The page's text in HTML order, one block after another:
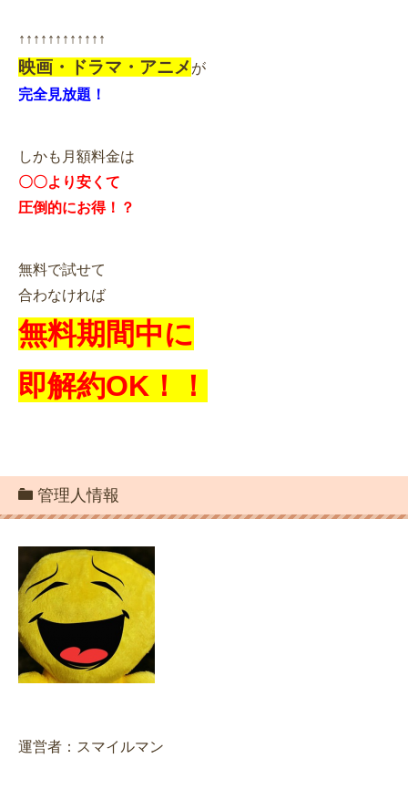
↑↑↑↑↑↑↑↑↑↑↑↑
映画・ドラマ・アニメが
完全見放題！
しかも月額料金は
〇〇より安くて
圧倒的にお得！？
無料で試せて
合わなければ
無料期間中に
即解約OK！！
管理人情報
運営者：スマイルマン